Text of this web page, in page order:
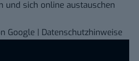
und sich online austauschen
Google | Datenschutzhinweise